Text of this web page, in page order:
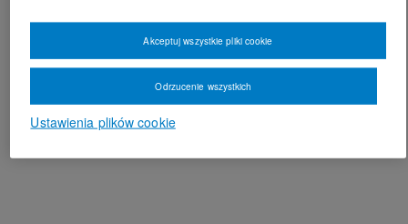
Ustawienia plików cookie
Odrzucenie wszystkich
Akceptuj wszystkie pliki cookie